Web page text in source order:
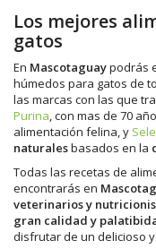
Los mejores
gatos
En Mascotaguaypodrás
húmedos para gatos de
las marcas con las que
Purina, con mas de 70
alimentación felina, y
naturalesbasados en la
Todas las recetas de
encontrarás en
veterinarios y
gran calidad y
disfrutar de un delicioso